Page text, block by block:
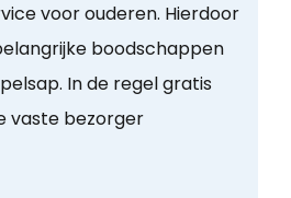
voor ouderen. Hierdoor
boodschappen
In de regel gratis
vaste bezorger